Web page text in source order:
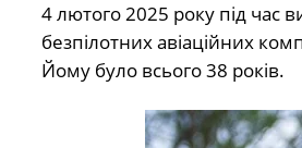
4 лютого 2025 року під час
безпілотних авіаційних
Йому було всього 38 років.